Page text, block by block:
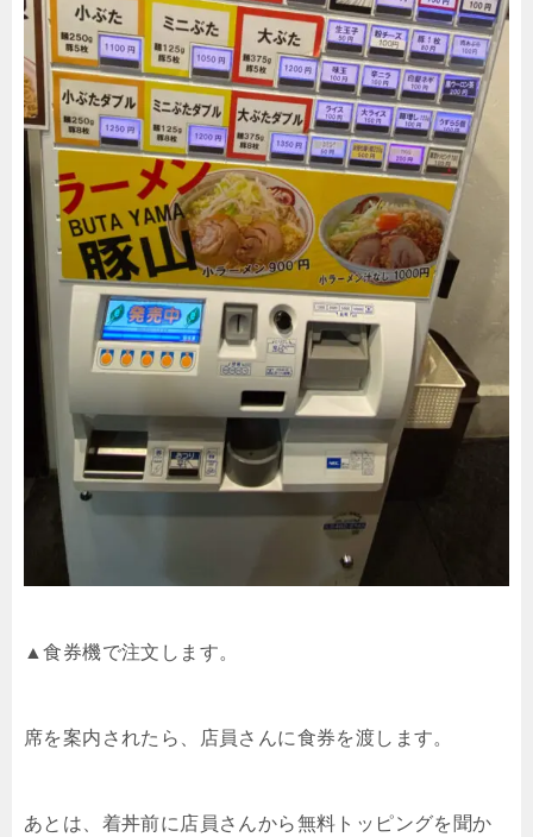
▲食券機で注文します。
席を案内されたら、店員さんに食券を渡します。
あとは、着丼前に店員さんから無料トッピングを聞か